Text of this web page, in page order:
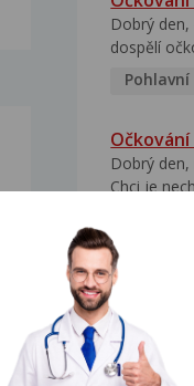
Dobrý
dospělí
Očkování
Dobrý
Chci je
HPV
Dobrý
přivezla z